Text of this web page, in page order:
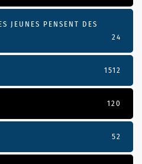
JEUNES PENSENT DES
24
1512
120
52